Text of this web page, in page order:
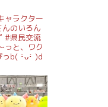
ャラクター
のいろん
#県民交流
っと、ワク
っb( ･̀ᴗ･́ )d